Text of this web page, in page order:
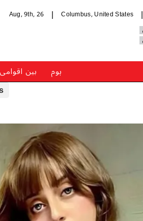
Columbus, United States
Aug, 9th, 26
ہوم بین اقوامی